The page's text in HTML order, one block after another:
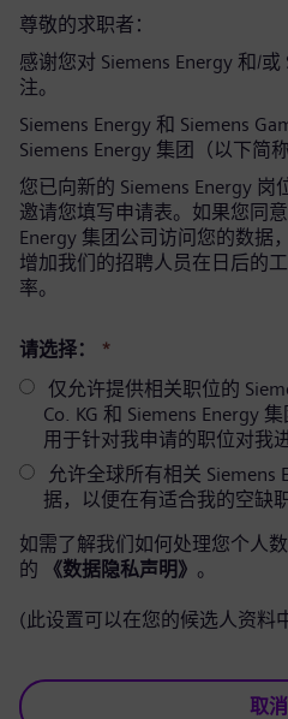
尊敬的求职者：
感谢您对 Siemens Energy 和/
注。
Siemens Energy 和 Siemens
Siemens Energy 集团（以下简称
您已向新的 Siemens Energy
邀请您填写申请表。如果您同
Energy 集团公司访问您的数据
增加我们的招聘人员在日后的
率。
请选择：
*
仅允许提供相关职位的
Co. KG 和 Siemens Energy
用于针对我申请的职位对我
允许全球所有相关 Siemens
据，以便在有适合我的空缺
如需了解我们如何处理您个人
的
《数据隐私声明》 。
(此设置可以在您的候选人资料
取消